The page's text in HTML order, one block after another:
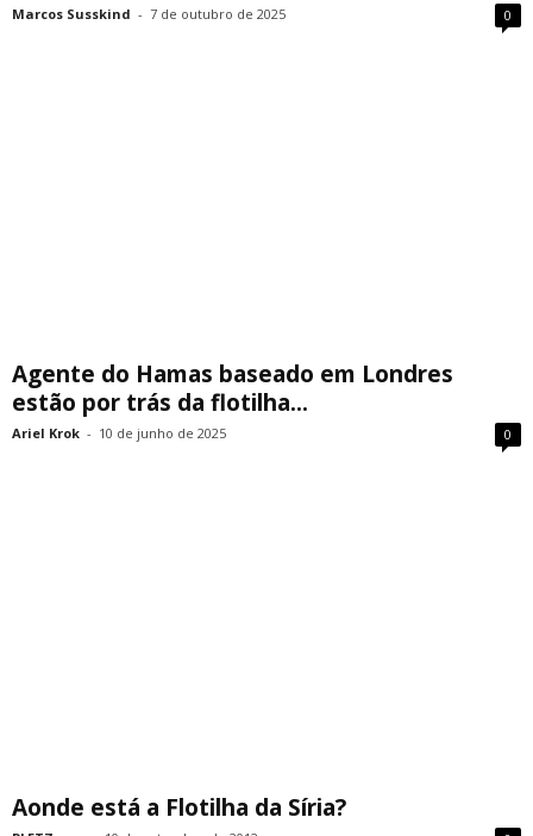
Marcos Susskind - 7 de outubro de 2025 0
Agente do Hamas baseado em Londres
estão por trás da flotilha...
Ariel Krok - 10 de junho de 2025 0
Aonde está a Flotilha da Síria?